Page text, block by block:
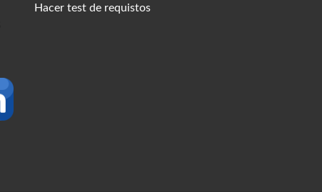
Hacer test de requistos